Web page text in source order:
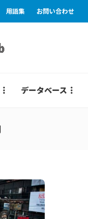
用語集 お問い合わせ
データベース